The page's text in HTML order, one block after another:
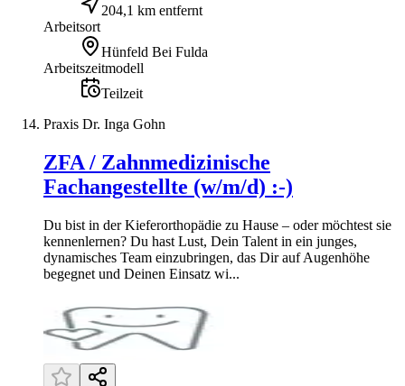
204,1 km entfernt
Arbeitsort
Hünfeld Bei Fulda
Arbeitszeitmodell
Teilzeit
Praxis Dr. Inga Gohn
ZFA / Zahnmedizinische
Fachangestellte (w/m/d) :-)
Du bist in der Kieferorthopädie zu Hause – oder möchtest sie
kennenlernen? Du hast Lust, Dein Talent in ein junges,
dynamisches Team einzubringen, das Dir auf Augenhöhe
begegnet und Deinen Einsatz wi...